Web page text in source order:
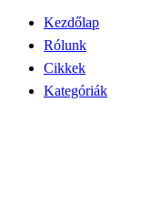
Kezdőlap
Rólunk
Cikkek
Kategóriák